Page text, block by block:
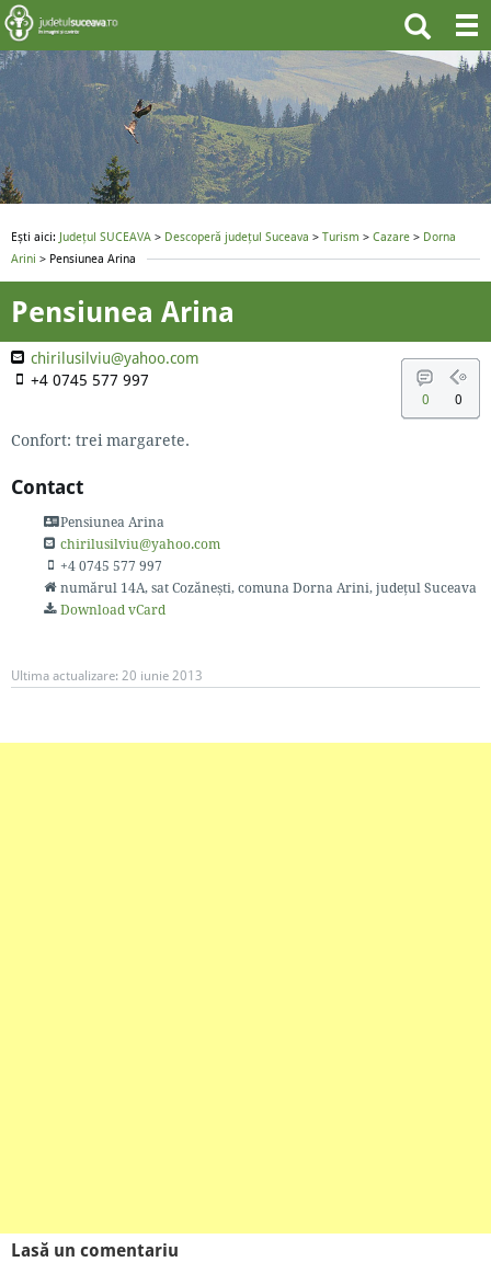
Ești aici: Județul SUCEAVA > Descoperă județul Suceava > Turism > Cazare > Dorna
Arini > Pensiunea Arina
Pensiunea Arina
chirilusilviu@yahoo.com
+4 0745 577 997
0 0
Confort: trei margarete.
Contact
Pensiunea Arina
chirilusilviu@yahoo.com
+4 0745 577 997
numărul 14A, sat Cozănești, comuna Dorna Arini, județul Suceava
Download vCard
Ultima actualizare: 20 iunie 2013
Lasă un comentariu